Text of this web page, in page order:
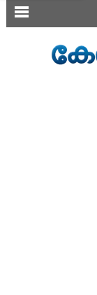
SECTIONS